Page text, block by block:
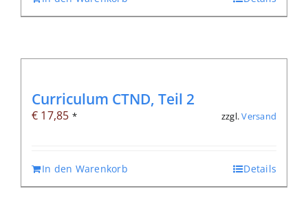
Curriculum CTND, Teil 2
€ 17,85 * zzgl.Versand
In den Warenkorb Details